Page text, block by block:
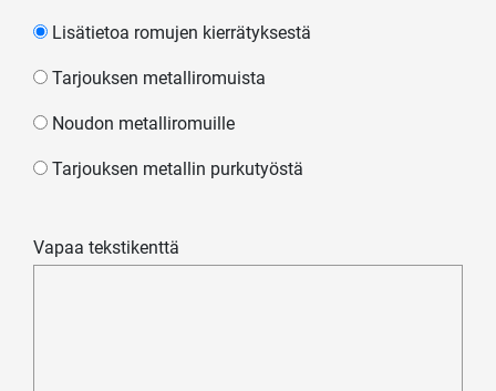
Lisätietoa romujen kierrätyksestä
Tarjouksen metalliromuista
Noudon metalliromuille
Tarjouksen metallin purkutyöstä
Vapaa tekstikenttä